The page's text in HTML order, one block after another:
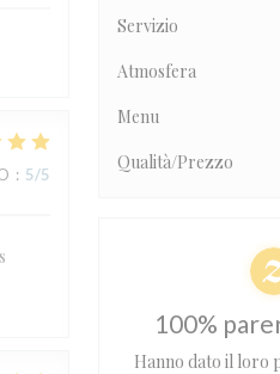
: 5/5
Servizio
Atmosfera
Menu
Qualità/Prezzo
100%
Hanno dato il loro